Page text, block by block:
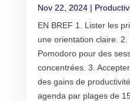
Nov 22, 2024|
EN BREF 1. Lister les
une orientation claire.
Pomodoro pour des
concentrées. 3.
des gains de
agenda par plages de 15